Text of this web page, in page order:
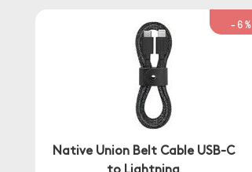
-6%
Native Union Belt Cable USB-C